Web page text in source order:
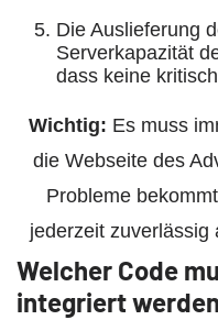
Die Auslieferung
Serverkapazität
dass keine
Wichtig: Es muss
die Webseite des
Probleme
jederzeit zuverlässig
Welcher Code
integriert